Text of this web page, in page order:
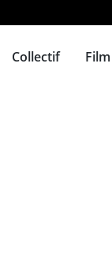
Collectif Film